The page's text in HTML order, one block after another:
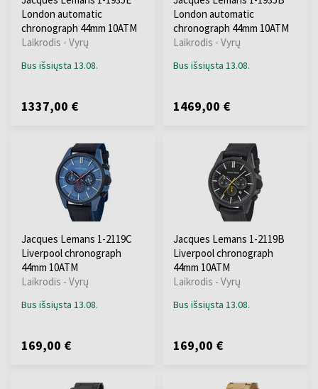
London automatic
chronograph 44mm 10ATM
Laikrodis - Vyrų
Bus išsiųsta 13.08.
1337,00 €
London automatic
chronograph 44mm 10ATM
Laikrodis - Vyrų
Bus išsiųsta 13.08.
1469,00 €
Jacques Lemans 1-2119C
Liverpool chronograph
44mm 10ATM
Laikrodis - Vyrų
Bus išsiųsta 13.08.
169,00 €
Jacques Lemans 1-2119B
Liverpool chronograph
44mm 10ATM
Laikrodis - Vyrų
Bus išsiųsta 13.08.
169,00 €